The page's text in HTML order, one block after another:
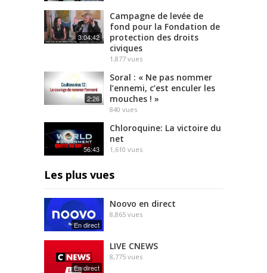
3:04:42
Campagne de levée de
fond pour la Fondation de
protection des droits
civiques
1,877 vues
2:26
Soral : « Ne pas nommer
l’ennemi, c’est enculer les
mouches ! »
840 vues
56:43
Chloroquine: La victoire du
net
1,610 vues
Les plus vues
En direct
Noovo en direct
8,865 vues
En direct
LIVE CNEWS
8,775 vues